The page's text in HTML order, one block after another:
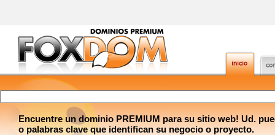
Encuentre un dominio PREMIUM para su sitio web! Ud.
o palabras clave que identifican su negocio o proyecto.